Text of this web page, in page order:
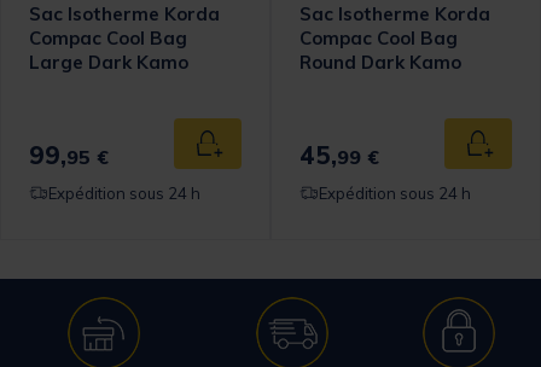
panier
Sac Isotherme Korda
Compac Cool Bag
Large Dark Kamo
99,95 € Ajouter au panier
Expédition sous 24 h
Sac Isotherme Korda
Compac Cool Bag
Round Dark Kamo
45,99 €
Expédition sous 24 h